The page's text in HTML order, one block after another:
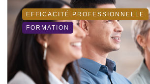
EFFICACITÉ PROFESSIONNELLE
FORMATION